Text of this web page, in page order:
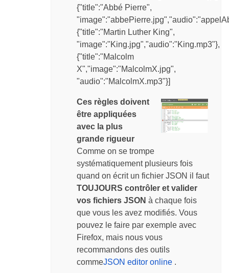
{"title":"Abbé Pierre",
{"title":"Martin Luther King",
"image":"King.jpg","audio":"King.mp3"},
{"title":"Malcolm
X","image":"MalcolmX.jpg",
"audio":"MalcolmX.mp3"}]
Ces règles doivent
être appliquées
avec la plus
grande rigueur
Comme on se trompe
systématiquement plusieurs fois
quand on écrit un fichier JSON il faut
TOUJOURS contrôler et valider
vos fichiers JSON à chaque fois
que vous les avez modifiés. Vous
pouvez le faire par exemple avec
Firefox, mais nous vous
recommandons des outils
commeJSON editor online .